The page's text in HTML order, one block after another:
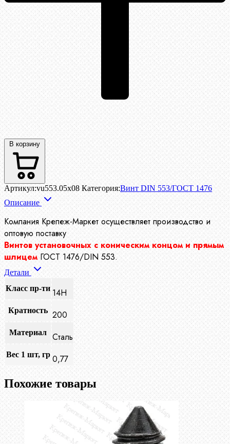
В корзину
Артикул:vu553.05x08 Категория:Винт DIN 553/ГОСТ 1476
Описание
Компания Крепеж-Маркет осуществляет производство и
оптовую поставку
Винтов установочных с коническим концом и прямым
шлицем ГОСТ 1476/DIN 553.
Детали
Класс пр-ти 14Н
Кратность 200
Материал Сталь
Вес 1 шт, гр 0,77
Похожие товары